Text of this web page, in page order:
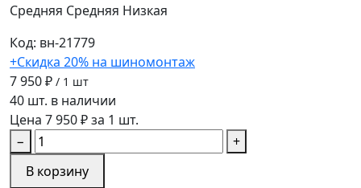
Средняя Средняя Низкая
Код: вн-21779
+Скидка 20% на шиномонтаж
7 950 ₽ / 1 шт
40 шт. в наличии
Цена 7 950 ₽ за 1 шт.
−
+
В корзину